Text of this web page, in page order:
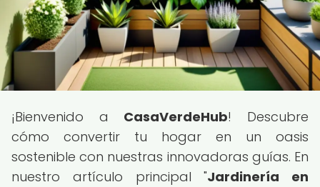
¡Bienvenido a CasaVerdeHub! Descubre
cómo convertir tu hogar en un oasis
sostenible con nuestras innovadoras guías. En
nuestro artículo principal "Jardinería en